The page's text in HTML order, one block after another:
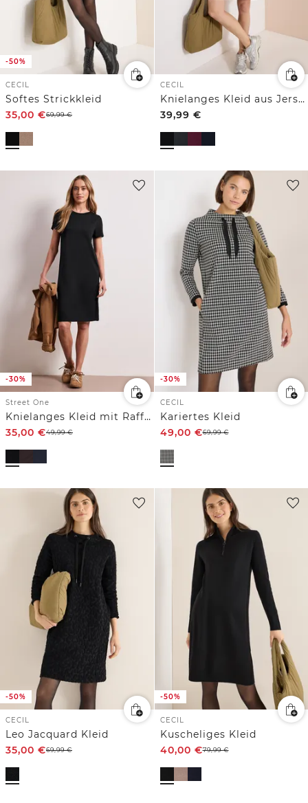
-50%
CECIL
Softes Strickkleid
35,00 €69,99€
CECIL
Knielanges Kleid aus Jersey
39,99 €
-30%
Street One
Knielanges Kleid mit Raffung
35,00 €49,99€
-30%
CECIL
Kariertes Kleid
49,00 €69,99€
-50%
CECIL
Leo Jacquard Kleid
35,00 €69,99€
-50%
CECIL
Kuscheliges Kleid
40,00 €79,99€